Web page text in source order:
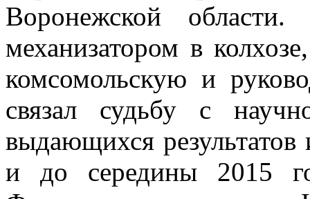
Воронежской
механизатором в
комсомольскую и
связал судьбу с
выдающихся
и до середины 2015